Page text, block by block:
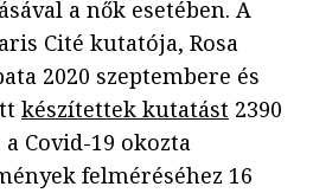
a nők esetében. A
Cité kutatója, Rosa
2020 szeptembere és
készítettek kutatást 2390
Covid-19 okozta
felméréséhez 16